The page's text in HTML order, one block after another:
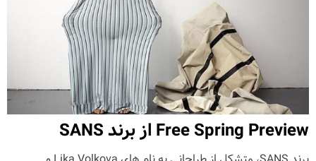
Free Spring Preview از برند SANS